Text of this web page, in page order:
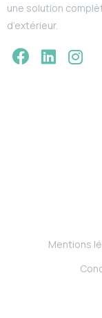
une solution
d’extérieur.
Mentions